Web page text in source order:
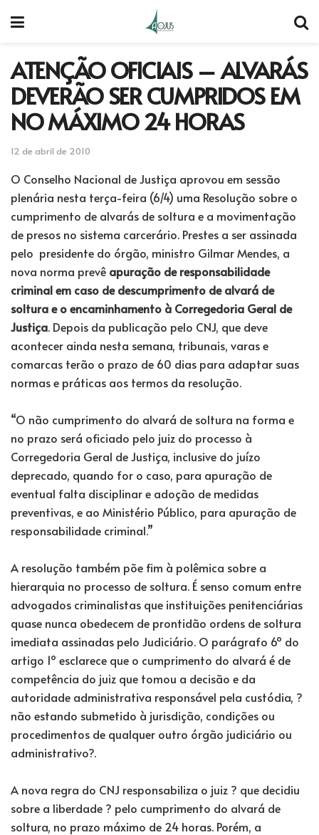
ATENÇÃO OFICIAIS – ALVARÁS
DEVERÃO SER CUMPRIDOS EM
NO MÁXIMO 24 HORAS
12 de abril de 2010
O Conselho Nacional de Justiça aprovou em sessão
plenária nesta terça-feira (6/4) uma Resolução sobre o
cumprimento de alvarás de soltura e a movimentação
de presos no sistema carcerário. Prestes a ser assinada
pelo presidente do órgão, ministro Gilmar Mendes, a
nova norma prevê apuração de responsabilidade
criminal em caso de descumprimento de alvará de
soltura e o encaminhamento à Corregedoria Geral de
Justiça. Depois da publicação pelo CNJ, que deve
acontecer ainda nesta semana, tribunais, varas e
comarcas terão o prazo de 60 dias para adaptar suas
normas e práticas aos termos da resolução.
“O não cumprimento do alvará de soltura na forma e
no prazo será oficiado pelo juiz do processo à
Corregedoria Geral de Justiça, inclusive do juízo
deprecado, quando for o caso, para apuração de
eventual falta disciplinar e adoção de medidas
preventivas, e ao Ministério Público, para apuração de
responsabilidade criminal.”
A resolução também põe fim à polêmica sobre a
hierarquia no processo de soltura. É senso comum entre
advogados criminalistas que instituições penitenciárias
quase nunca obedecem de prontidão ordens de soltura
imediata assinadas pelo Judiciário. O parágrafo 6º do
artigo 1º esclarece que o cumprimento do alvará é de
competência do juiz que tomou a decisão e da
autoridade administrativa responsável pela custódia, ?
não estando submetido à jurisdição, condições ou
procedimentos de qualquer outro órgão judiciário ou
administrativo?.
A nova regra do CNJ responsabiliza o juiz ? que decidiu
sobre a liberdade ? pelo cumprimento do alvará de
soltura, no prazo máximo de 24 horas. Porém, a